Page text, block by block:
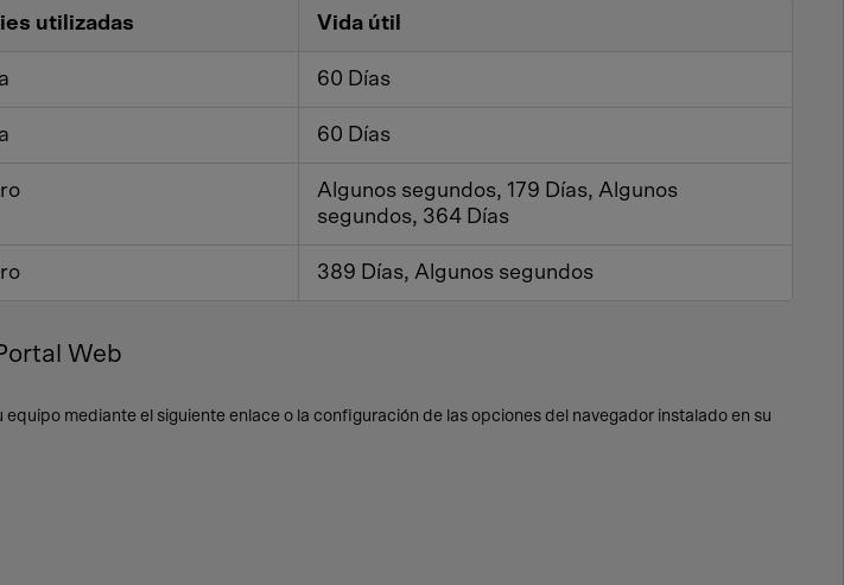
utilizadas Vida útil
60 Días
60 Días
Algunos segundos, 179 Días, Algunos
segundos, 364 Días
389 Días, Algunos segundos
Web
mediante el siguiente enlace o la configuración de las opciones del navegador instalado en su